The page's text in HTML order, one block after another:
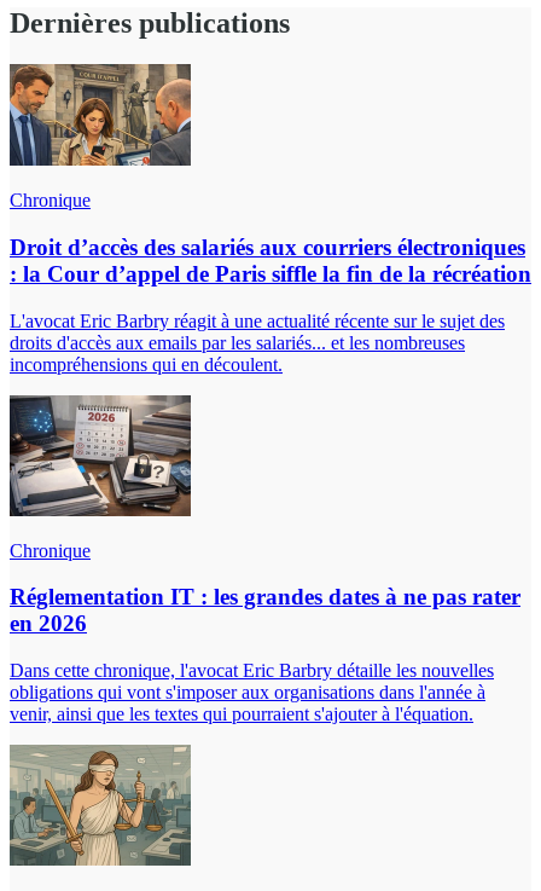
Dernières publications
Chronique
Droit d’accès des salariés aux courriers électroniques
: la Cour d’appel de Paris siffle la fin de la récréation
L'avocat Eric Barbry réagit à une actualité récente sur le sujet des
droits d'accès aux emails par les salariés... et les nombreuses
incompréhensions qui en découlent.
Chronique
Réglementation IT : les grandes dates à ne pas rater
en 2026
Dans cette chronique, l'avocat Eric Barbry détaille les nouvelles
obligations qui vont s'imposer aux organisations dans l'année à
venir, ainsi que les textes qui pourraient s'ajouter à l'équation.